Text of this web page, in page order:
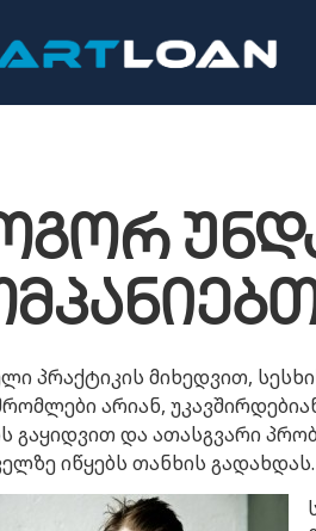
პრაქტიკის მიხედვით,
არიან,
გაყიდვით და ათასგვარი
იწყებს თანხის გადახდას.